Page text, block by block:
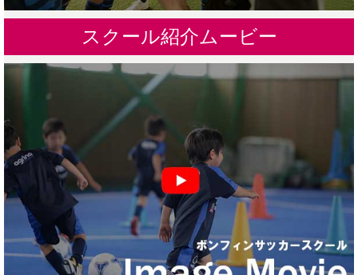
スクール紹介ムービー